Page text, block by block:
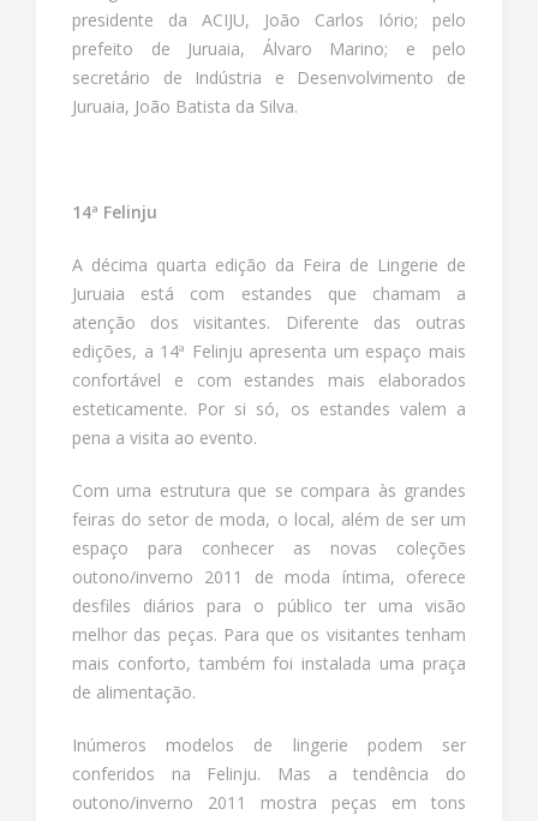
presidente da ACIJU, João Carlos Iório; pelo
prefeito de Juruaia, Álvaro Marino; e pelo
secretário de Indústria e Desenvolvimento de
Juruaia, João Batista da Silva.
14ª Felinju
A décima quarta edição da Feira de Lingerie de
Juruaia está com estandes que chamam a
atenção dos visitantes. Diferente das outras
edições, a 14ª Felinju apresenta um espaço mais
confortável e com estandes mais elaborados
esteticamente. Por si só, os estandes valem a
pena a visita ao evento.
Com uma estrutura que se compara às grandes
feiras do setor de moda, o local, além de ser um
espaço para conhecer as novas coleções
outono/inverno 2011 de moda íntima, oferece
desfiles diários para o público ter uma visão
melhor das peças. Para que os visitantes tenham
mais conforto, também foi instalada uma praça
de alimentação.
Inúmeros modelos de lingerie podem ser
conferidos na Felinju. Mas a tendência do
outono/inverno 2011 mostra peças em tons